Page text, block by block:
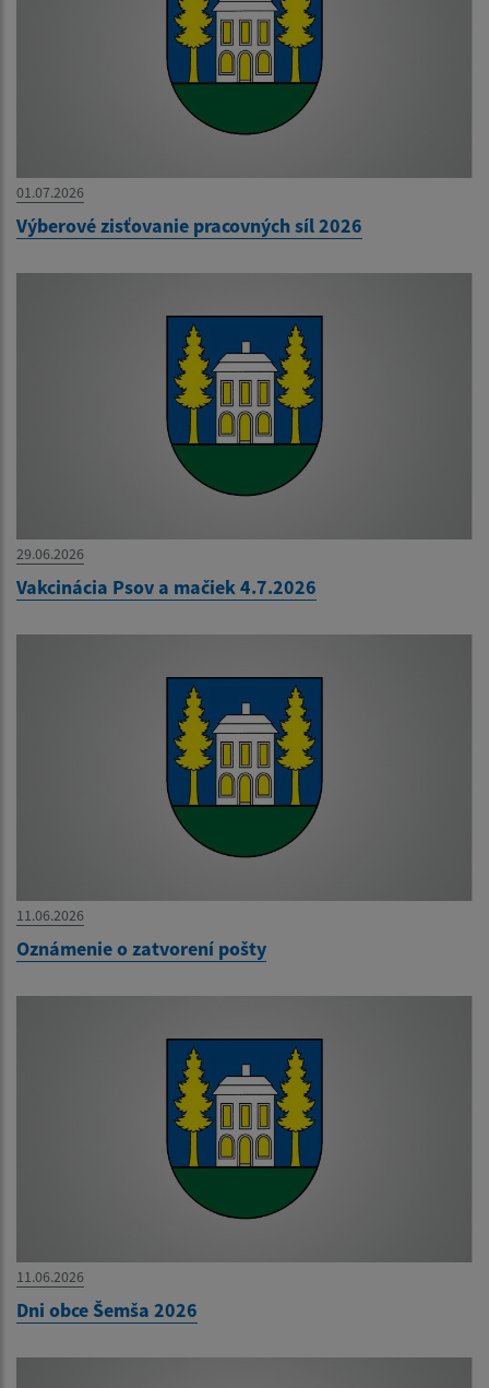
01.07.2026
Výberové zisťovanie pracovných síl 2026
29.06.2026
Vakcinácia Psov a mačiek 4.7.2026
11.06.2026
Oznámenie o zatvorení pošty
11.06.2026
Dni obce Šemša 2026